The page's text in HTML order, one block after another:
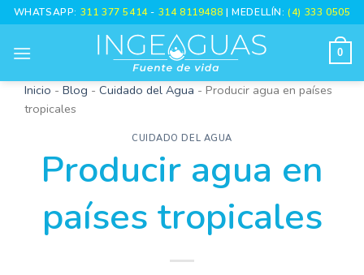
Skip
to
content
WHATSAPP: 311 377 5414- 314 8119488 | MEDELLÍN:(4) 333 0505
0
Inicio - Blog - Cuidado del Agua - Producir agua en países
tropicales
CUIDADO DEL AGUA
Producir agua en
países tropicales